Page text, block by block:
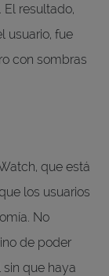
El resultado,
usuario, fue
con sombras
que está
los usuarios
No
de poder
que haya